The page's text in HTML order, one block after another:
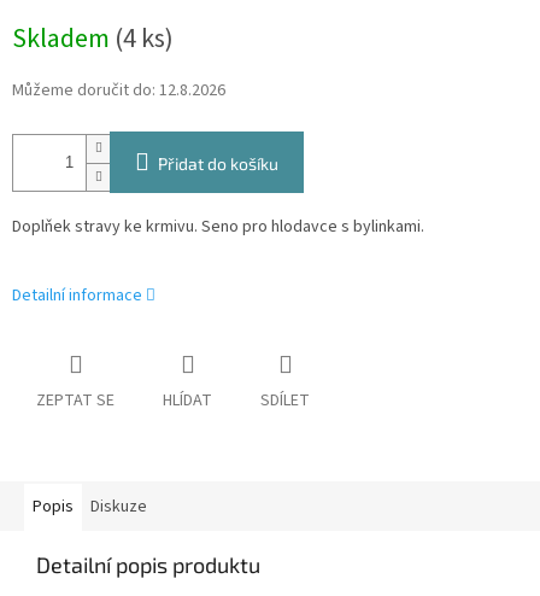
cena:
Skladem (4 ks)
Můžeme doručit do: 12.8.2026
Přidat do košíku
Doplňek stravy ke krmivu. Seno pro hlodavce s bylinkami.
Detailní informace
ZEPTAT SE HLÍDAT SDÍLET
Popis Diskuze
Detailní popis produktu